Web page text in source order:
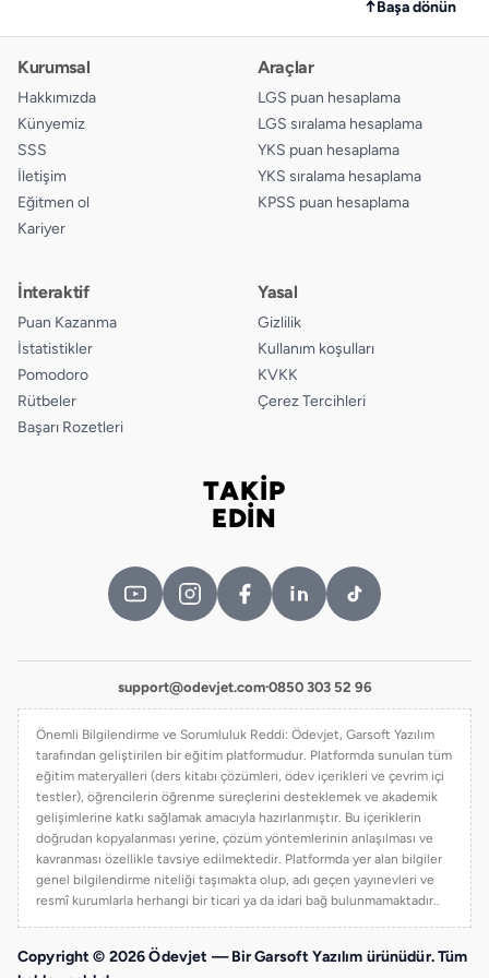
↑Başa dönün
Kurumsal
Hakkımızda
Künyemiz
SSS
İletişim
Eğitmen ol
Kariyer
Araçlar
LGS puan hesaplama
LGS sıralama hesaplama
YKS puan hesaplama
YKS sıralama hesaplama
KPSS puan hesaplama
İnteraktif
Puan Kazanma
İstatistikler
Pomodoro
Rütbeler
Başarı Rozetleri
Yasal
Gizlilik
Kullanım koşulları
KVKK
Çerez Tercihleri
TAKİP
EDİN
support@odevjet.com·0850 303 52 96
Önemli Bilgilendirme ve Sorumluluk Reddi: Ödevjet, Garsoft Yazılım
tarafından geliştirilen bir eğitim platformudur. Platformda sunulan tüm
eğitim materyalleri (ders kitabı çözümleri, ödev içerikleri ve çevrim içi
testler), öğrencilerin öğrenme süreçlerini desteklemek ve akademik
gelişimlerine katkı sağlamak amacıyla hazırlanmıştır. Bu içeriklerin
doğrudan kopyalanması yerine, çözüm yöntemlerinin anlaşılması ve
kavranması özellikle tavsiye edilmektedir. Platformda yer alan bilgiler
genel bilgilendirme niteliği taşımakta olup, adı geçen yayınevleri ve
resmî kurumlarla herhangi bir ticari ya da idari bağ bulunmamaktadır..
Copyright © 2026 Ödevjet — Bir Garsoft Yazılım ürünüdür. Tüm